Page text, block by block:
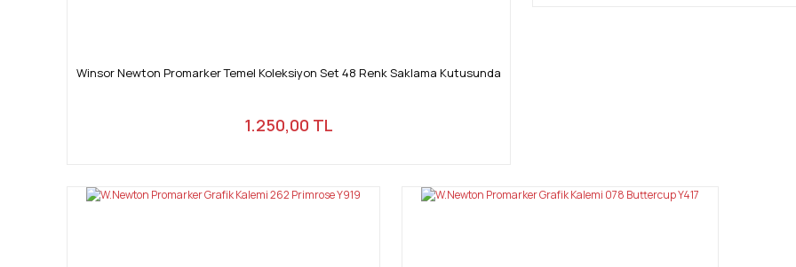
Winsor Newton Promarker Temel Koleksiyon Set 48 Renk Saklama Kutusunda
1.250,00 TL